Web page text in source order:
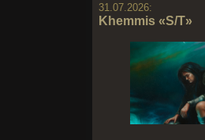
31.07.2026:
Khemmis «S/T»